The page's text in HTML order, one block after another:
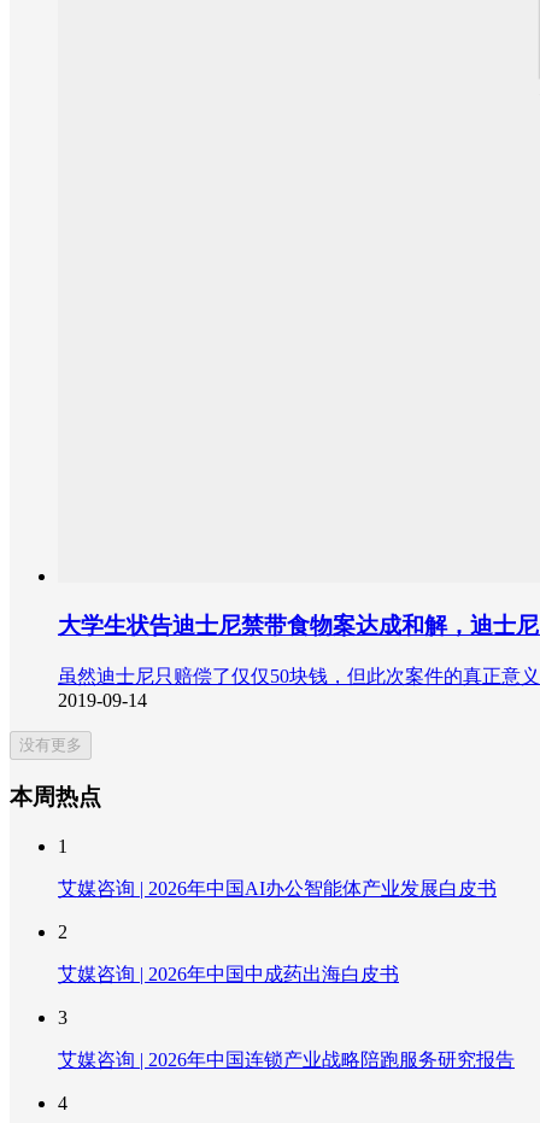
大学生状告迪士尼禁带食物案达成和解，迪士
虽然迪士尼只赔偿了仅仅50块钱，但此次案件的真正意
2019-09-14
没有更多
本周热点
1
艾媒咨询 | 2026年中国AI办公智能体产业发展白皮书
2
艾媒咨询 | 2026年中国中成药出海白皮书
3
艾媒咨询 | 2026年中国连锁产业战略陪跑服务研究报告
4